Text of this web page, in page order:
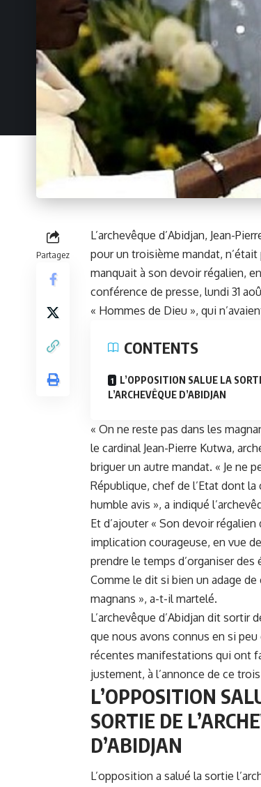
Partagez
L’archevêque d’Abidjan, Jean-
pour un troisième mandat,
manquait à son devoir régalien,
conférence de presse, lundi 31
« Hommes de Dieu », qui
CONTENTS
L’OPPOSITION SALUE LA
L’ARCHEVÊQUE D’ABIDJAN
« On ne reste pas dans les
le cardinal Jean-Pierre Kutwa,
briguer un autre mandat. « Je ne
République, chef de l’Etat dont
humble avis », a indiqué
Et d’ajouter « Son devoir
implication courageuse, en vue
prendre le temps d’organiser
Comme le dit si bien un adage
magnans », a-t-il martelé.
L’archevêque d’Abidjan dit sortir
que nous avons connus en si
récentes manifestations qui ont
justement, à l’annonce de ce
L’OPPOSITION
SORTIE DE
D’ABIDJAN
L’opposition a salué la sortie